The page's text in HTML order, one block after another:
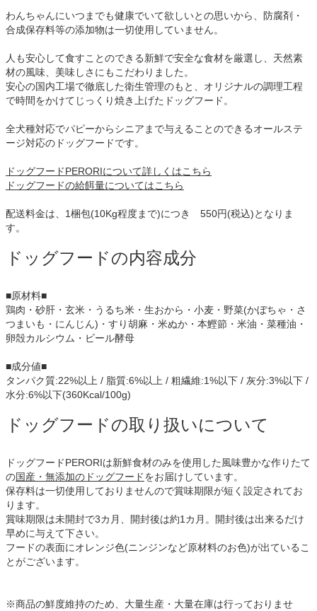
わんちゃんにいつまでも健康でいて欲しいとの思いから、防腐剤・
合成保存料等の添加物は一切使用していません。
人も安心して食すことのできる新鮮で安全な食材を厳選し、天然素
材の風味、美味しさにもこだわりました。
安心の国内工場で徹底した衛生管理のもと、オリジナルの調理工程
で時間をかけてじっくり焼き上げたドッグフード。
全犬種対応でパピーからシニアまで与えることのできるオールステ
ージ対応のドッグフードです。
ドッグフードPERORIについて詳しくはこちら
ドッグフードの給餌量についてはこちら
配送料金は、1梱包(10Kg程度まで)につき 550円(税込)となりま
す。
ドッグフードの内容成分
■原材料■
鶏肉・砂肝・玄米・うるち米・生おから・小麦・野菜(かぼちゃ・さ
つまいも・にんじん)・すり胡麻・米ぬか・本鰹節・米油・菜種油・
卵殻カルシウム・ビール酵母
■成分値■
タンパク質:22%以上 / 脂質:6%以上 / 粗繊維:1%以下 / 灰分:3%以下 /
水分:6%以下(360Kcal/100g)
ドッグフードの取り扱いについて
ドッグフードPERORIは新鮮食材のみを使用した風味豊かな作りたて
の国産・無添加のドッグフードをお届けしています。
保存料は一切使用しておりませんので賞味期限が短く設定されてお
ります。
賞味期限は未開封で3カ月、開封後は約1カ月。開封後は出来るだけ
早めに与えて下さい。
フードの表面にオレンジ色(ニンジンなど原材料のお色)が出ているこ
とがございます。
※商品の鮮度維持のため、大量生産・大量在庫は行っておりませ